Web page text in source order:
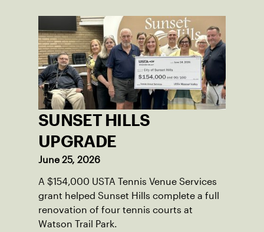
SUNSET HILLS
UPGRADE
June 25, 2026
A $154,000 USTA Tennis Venue Services
grant helped Sunset Hills complete a full
renovation of four tennis courts at
Watson Trail Park.